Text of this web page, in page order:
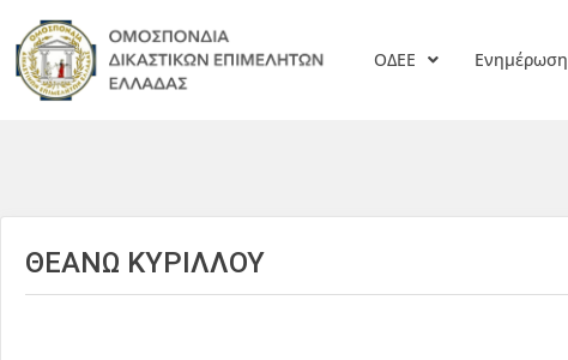
ΟΔΕΕ Ενημέρωση
ΘΕΑΝΩ ΚΥΡΙΛΛΟΥ